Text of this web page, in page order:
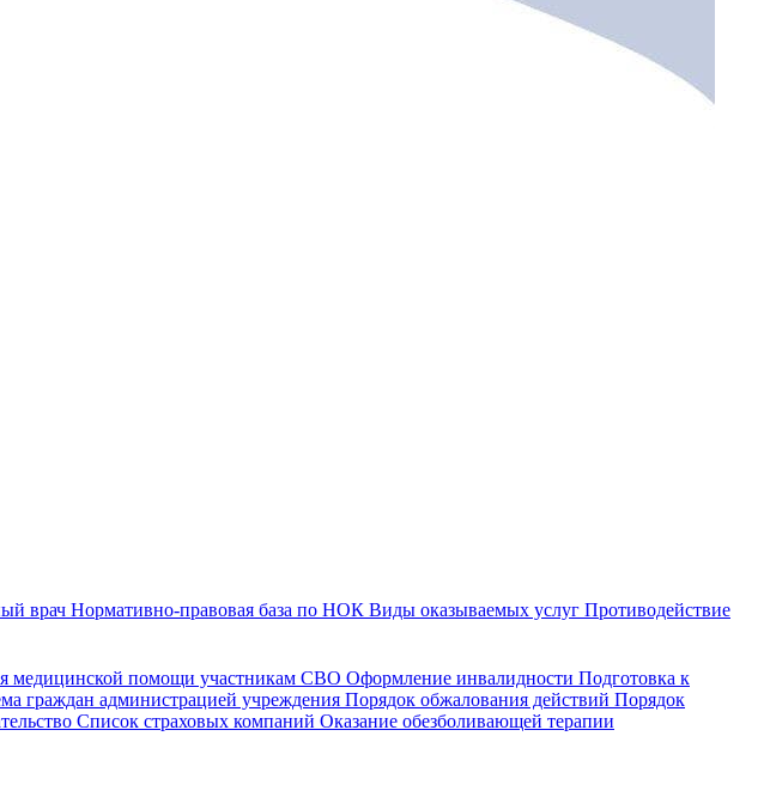
врач Нормативно-правовая база по НОК Виды оказываемых услуг Противодействие
медицинской помощи участникам СВО Оформление инвалидности Подготовка к
граждан администрацией учреждения Порядок обжалования действий Порядок
Список страховых компаний Оказание обезболивающей терапии